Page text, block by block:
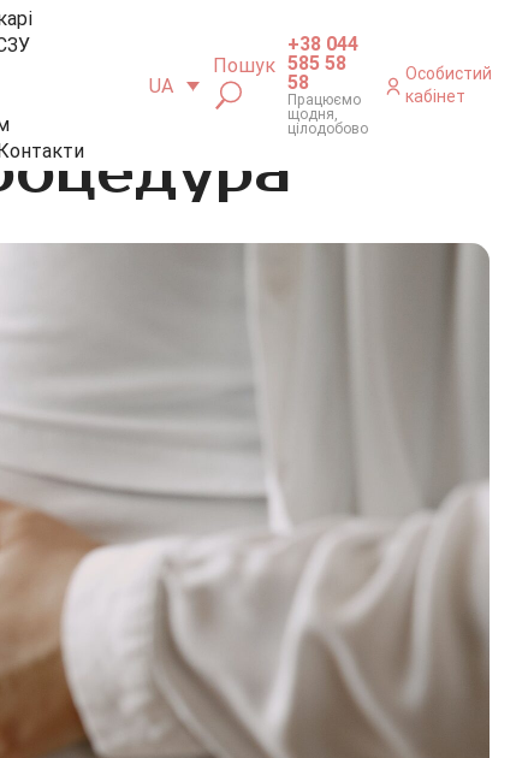
UA
Пошук
+38 044
585 58
58
Працюємо
щодня,
цілодобово
Особистий
кабінет